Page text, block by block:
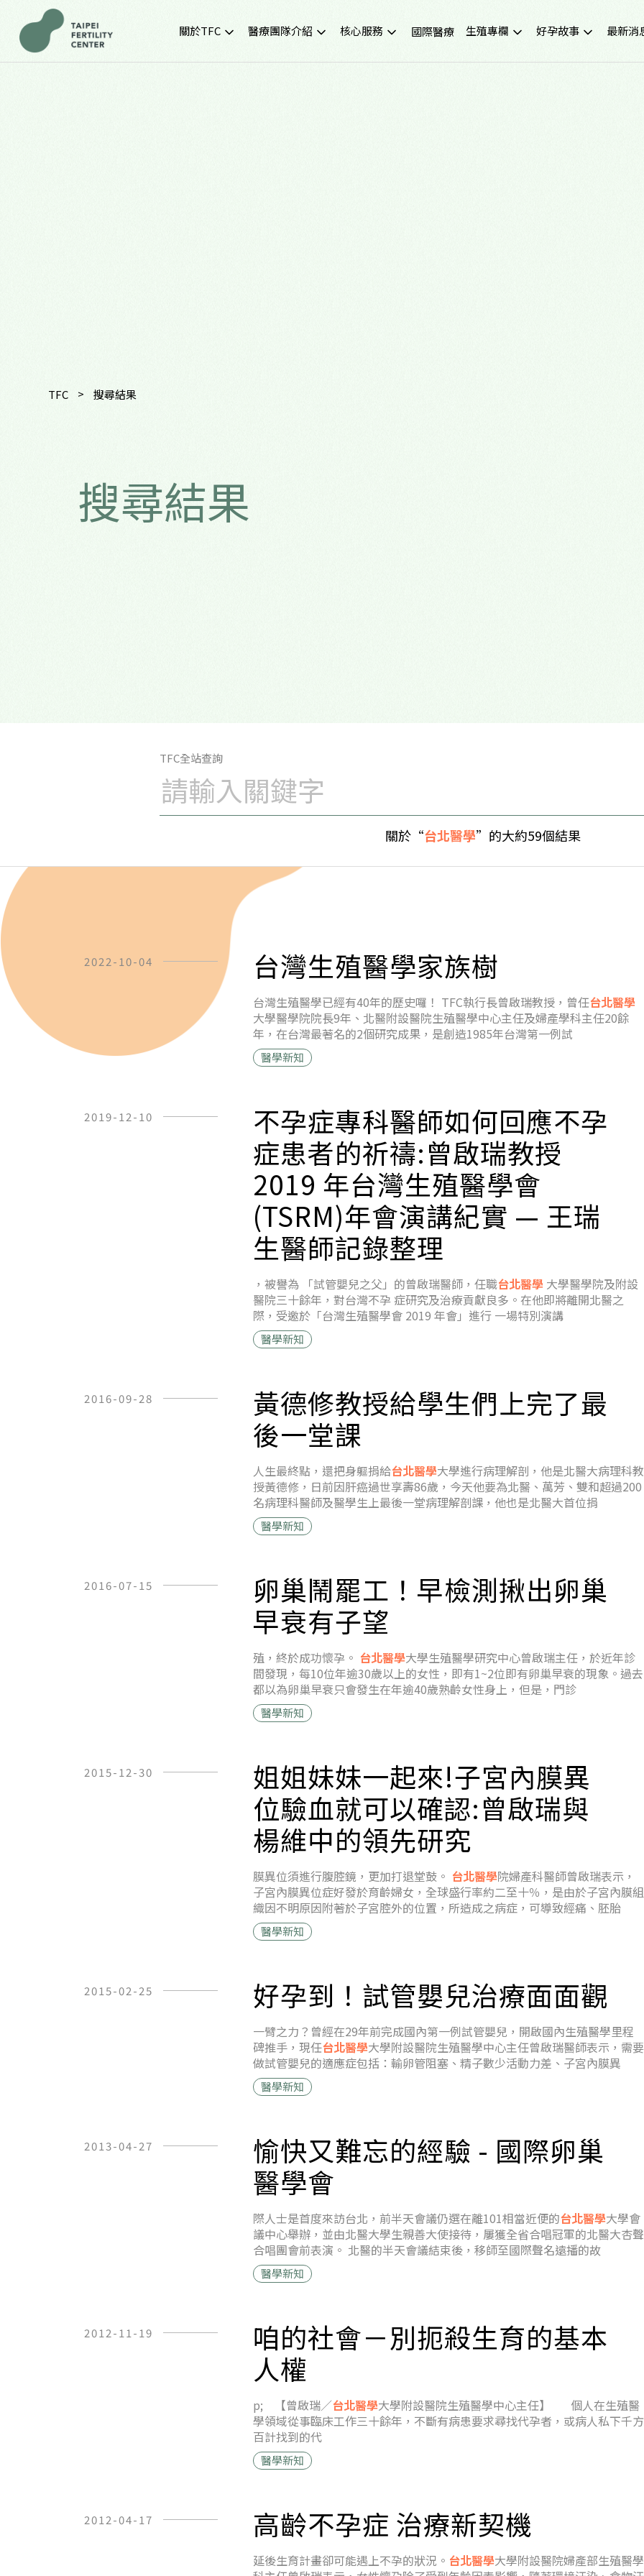
關於TFC
醫療團隊介紹
核心服務
國際醫療
生殖專欄
好孕故事
最新消
TFC > 搜尋結果
搜尋結果
TFC全站查詢
關於“台北醫學”的大約59個結果
2022-10-04 台灣生殖醫學家族樹
台灣生殖醫學已經有40年的歷史囉！ TFC執行長曾啟瑞教授，曾任台北醫學
大學醫學院院長9年、北醫附設醫院生殖醫學中心主任及婦產學科主任20餘
年，在台灣最著名的2個研究成果，是創造1985年台灣第一例試
醫學新知
2019-12-10
不孕症專科醫師如何回應不孕
症患者的祈禱:曾啟瑞教授
2019 年台灣生殖醫學會
(TSRM)年會演講紀實 — 王瑞
生醫師記錄整理
，被譽為 「試管嬰兒之父」的曾啟瑞醫師，任職台北醫學 大學醫學院及附設
醫院三十餘年，對台灣不孕 症研究及治療貢獻良多。在他即將離開北醫之
際，受邀於「台灣生殖醫學會 2019 年會」進行 一場特別演講
醫學新知
2016-09-28
黃德修教授給學生們上完了最
後一堂課
人生最終點，還把身軀捐給台北醫學大學進行病理解剖，他是北醫大病理科教
授黃德修，日前因肝癌過世享壽86歲，今天他要為北醫、萬芳、雙和超過200
名病理科醫師及醫學生上最後一堂病理解剖課，他也是北醫大首位捐
醫學新知
2016-07-15
卵巢鬧罷工！早檢測揪出卵巢
早衰有子望
殖，終於成功懷孕。 台北醫學大學生殖醫學研究中心曾啟瑞主任，於近年診
間發現，每10位年逾30歲以上的女性，即有1~2位即有卵巢早衰的現象。過去
都以為卵巢早衰只會發生在年逾40歲熟齡女性身上，但是，門診
醫學新知
2015-12-30
姐姐妹妹一起來!子宮內膜異
位驗血就可以確認:曾啟瑞與
楊維中的領先研究
膜異位須進行腹腔鏡，更加打退堂鼓。 台北醫學院婦產科醫師曾啟瑞表示，
子宮內膜異位症好發於育齡婦女，全球盛行率約二至十％，是由於子宮內膜組
織因不明原因附著於子宮腔外的位置，所造成之病症，可導致經痛、胚胎
醫學新知
2015-02-25 好孕到！試管嬰兒治療面面觀
一臂之力？曾經在29年前完成國內第一例試管嬰兒，開啟國內生殖醫學里程
碑推手，現任台北醫學大學附設醫院生殖醫學中心主任曾啟瑞醫師表示，需要
做試管嬰兒的適應症包括：輸卵管阻塞、精子數少活動力差、子宮內膜異
醫學新知
2013-04-27
愉快又難忘的經驗 - 國際卵巢
醫學會
際人士是首度來訪台北，前半天會議仍選在離101相當近便的台北醫學大學會
議中心舉辦，並由北醫大學生親善大使接待，屢獲全省合唱冠軍的北醫大杏聲
合唱團會前表演。 北醫的半天會議結束後，移師至國際聲名遠播的故
醫學新知
2012-11-19
咱的社會－別扼殺生育的基本
人權
p; 【曾啟瑞／台北醫學大學附設醫院生殖醫學中心主任】 個人在生殖醫
學領域從事臨床工作三十餘年，不斷有病患要求尋找代孕者，或病人私下千方
百計找到的代
醫學新知
2012-04-17 高齡不孕症 治療新契機
延後生育計畫卻可能遇上不孕的狀況。 台北醫學大學附設醫院婦產部生殖醫學